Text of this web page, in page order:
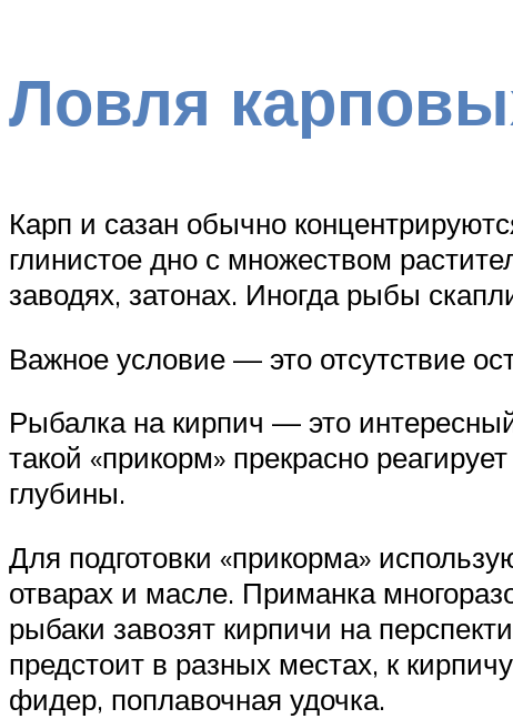
Ловля
Карп и сазан обычно
глинистое дно с множеством
заводях, затонах. Иногда рыбы
Важное условие — это отсутствие
Рыбалка на кирпич — это
такой «прикорм» прекрасно
глубины.
Для подготовки «прикорма»
отварах и масле. Приманка
рыбаки завозят кирпичи на
предстоит в разных местах, к
фидер, поплавочная удочка.